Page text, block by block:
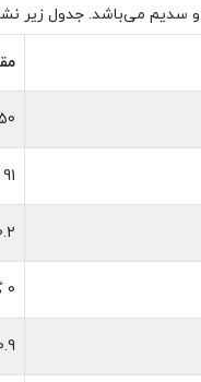
می‌باشد. جدول زیر نشان‌دهنده
350
91 گرم
0.2
0 گرم
0.9